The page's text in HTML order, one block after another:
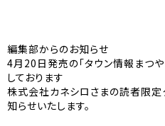
編集部からのお知らせ
4月20日発売の「タウン情報まつ
しております
株式会社カネシロさまの読者限
知らせいたします。